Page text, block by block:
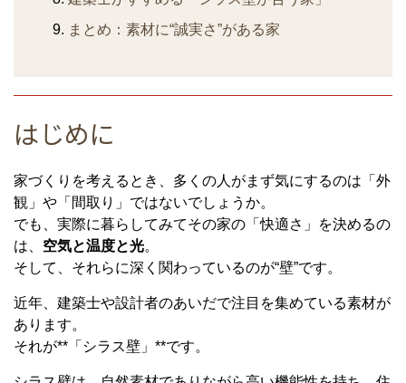
まとめ：素材に“誠実さ”がある家
はじめに
家づくりを考えるとき、多くの人がまず気にするのは「外
観」や「間取り」ではないでしょうか。
でも、実際に暮らしてみてその家の「快適さ」を決めるの
は、 空気と温度と光。
そして、それらに深く関わっているのが“壁”です。
近年、建築士や設計者のあいだで注目を集めている素材が
あります。
それが**「シラス壁」**です。